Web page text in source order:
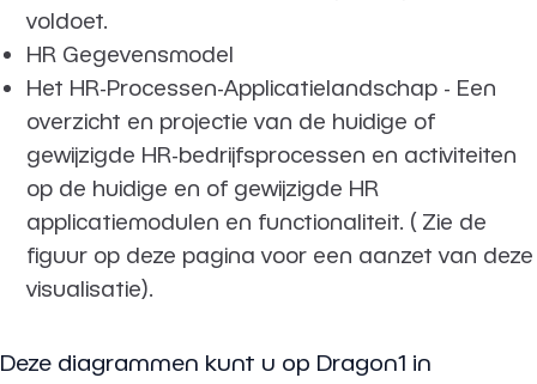
voldoet.
HR Gegevensmodel
Het HR-Processen-Applicatielandschap - Een
overzicht en projectie van de huidige of
gewijzigde HR-bedrijfsprocessen en activiteiten
op de huidige en of gewijzigde HR
applicatiemodulen en functionaliteit. ( Zie de
figuur op deze pagina voor een aanzet van deze
visualisatie).
Deze diagrammen kunt u op Dragon1 in